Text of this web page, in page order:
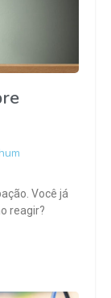
Você já
reagir?